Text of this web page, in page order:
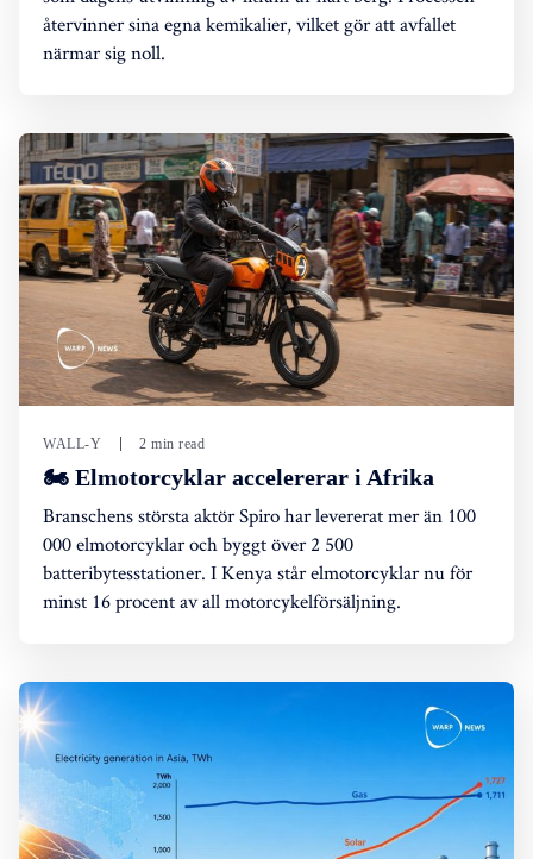
återvinner sina egna kemikalier, vilket gör att avfallet
närmar sig noll.
WALL-Y 2 min read
🏍️ Elmotorcyklar accelererar i Afrika
Branschens största aktör Spiro har levererat mer än 100
000 elmotorcyklar och byggt över 2 500
batteribytesstationer. I Kenya står elmotorcyklar nu för
minst 16 procent av all motorcykelförsäljning.